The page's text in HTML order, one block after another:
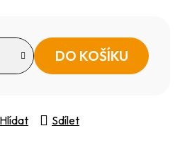
DO KOŠÍKU
Hlídat Sdílet